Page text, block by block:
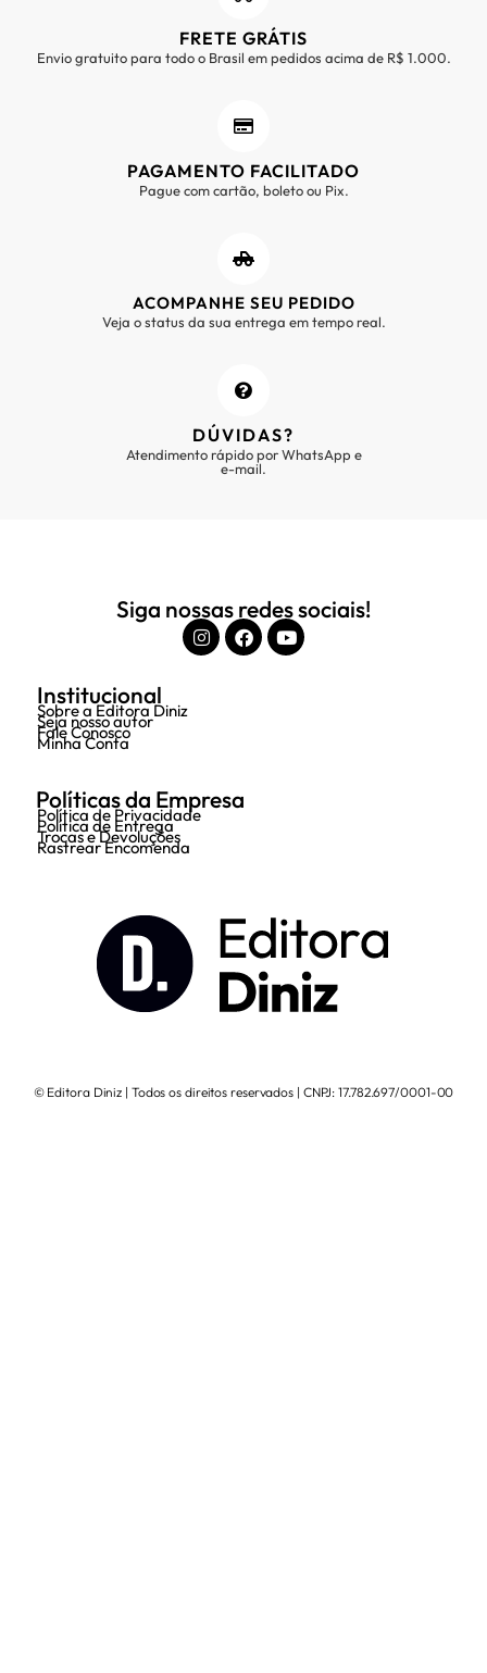
FRETE GRÁTIS
Envio gratuito para todo o Brasil em pedidos acima de R$ 1.000.
PAGAMENTO FACILITADO
Pague com cartão, boleto ou Pix.
ACOMPANHE SEU PEDIDO
Veja o status da sua entrega em tempo real.
DÚVIDAS?
Atendimento rápido por WhatsApp e
e-mail.
Siga nossas redes sociais!
Institucional
Sobre a Editora Diniz
Seja nosso autor
Fale Conosco
Minha Conta
Políticas da Empresa
Política de Privacidade
Política de Entrega
Trocas e Devoluções
Rastrear Encomenda
© Editora Diniz | Todos os direitos reservados | CNPJ: 17.782.697/0001-00